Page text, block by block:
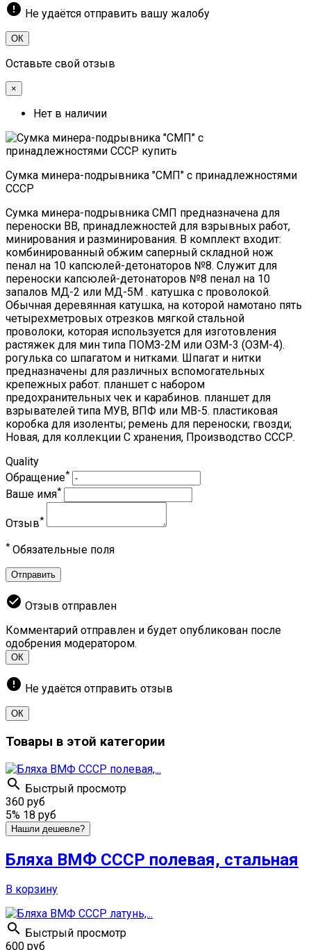
error Не удаётся отправить вашу жалобу
ОК
Оставьте свой отзыв
×
Нет в наличии
Сумка минера-подрывника "СМП" с принадлежностями
СССР
Сумка минера-подрывника СМП предназначена для
переноски ВВ, принадлежностей для взрывных работ,
минирования и разминирования. В комплект входит:
комбинированный обжим саперный складной нож
пенал на 10 капсюлей-детонаторов №8. Служит для
переноски капсюлей-детонаторов №8 пенал на 10
запалов МД-2 или МД-5М . катушка с проволокой.
Обычная деревянная катушка, на которой намотано пять
четырехметровых отрезков мягкой стальной
проволоки, которая используется для изготовления
растяжек для мин типа ПОМЗ-2М или ОЗМ-3 (ОЗМ-4).
рогулька со шпагатом и нитками. Шпагат и нитки
предназначены для различных вспомогательных
крепежных работ. планшет с набором
предохранительных чек и карабинов. планшет для
взрывателей типа МУВ, ВПФ или МВ-5. пластиковая
коробка для изоленты; ремень для переноски; гвозди;
Новая, для коллекции С хранения, Производство СССР.
Quality
Обращение*
Ваше имя*
Отзыв*
* Обязательные поля
Отправить
check_circle Отзыв отправлен
Комментарий отправлен и будет опубликован после
одобрения модератором.
ОК
error Не удаётся отправить отзыв
ОК
Товары в этой категории
 Быстрый просмотр
360 руб
5% 18 руб
Нашли дешевле?
Бляха ВМФ СССР полевая, стальная
В корзину
 Быстрый просмотр
600 руб